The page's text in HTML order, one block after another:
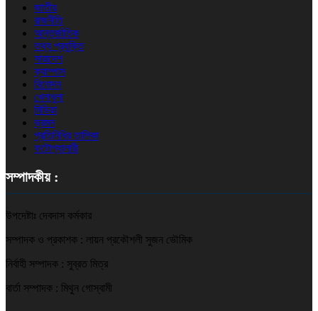
জাতীয়
রাজনীতি
আন্তর্জাতিক
তথ্য প্রযুক্তি
সারাদেশ
ক্যাম্পাস
বিনোদন
খেলাধুলা
মিডিয়া
ভ্রমন
প্রতিনিধির তালিকা
ফটোগ্যালারী
সম্পাদকীয় :
উপদেষ্টাঃ দেবদাস কর্মকার
সম্পাদক ও প্রকাশক : লায়ন প্রকৌশলী সুজন ভৌমিক
নির্বাহী সম্পাদক : সুব্রত মিত্র
বার্তা সম্পাদক : মিথুন গোস্বামী